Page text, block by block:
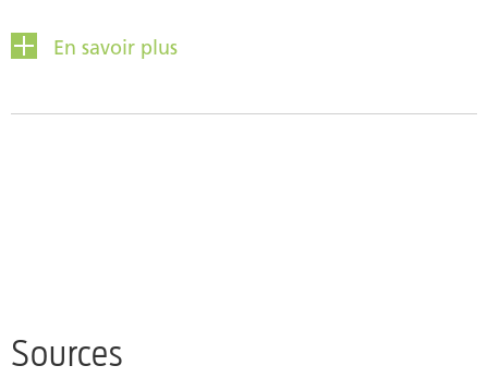
l’équipe et s’occupe de l’administration de la
formation et des Key Accounts. Elle est activement
également membre du comité directeur. Eliane est
En savoir plus
Sources